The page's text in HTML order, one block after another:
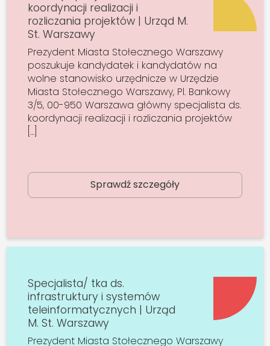
koordynacji realizacji i
rozliczania projektów | Urząd M.
St. Warszawy
Prezydent Miasta Stołecznego Warszawy
poszukuje kandydatek i kandydatów na
wolne stanowisko urzędnicze w Urzędzie
Miasta Stołecznego Warszawy, Pl. Bankowy
3/5, 00-950 Warszawa główny specjalista ds.
koordynacji realizacji i rozliczania projektów
[…]
Sprawdź szczegóły
Specjalista/ tka ds.
infrastruktury i systemów
teleinformatycznych | Urząd
M. St. Warszawy
Prezydent Miasta Stołecznego Warszawy